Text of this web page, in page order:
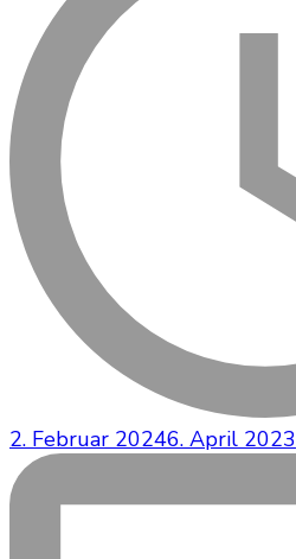
2. Februar 20246. April 2023